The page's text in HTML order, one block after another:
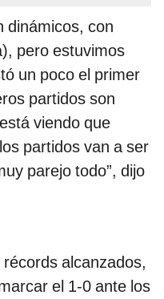
dinámicos, con
pero estuvimos
un poco el primer
partidos son
viendo que
partidos van a ser
parejo todo”, dijo
alcanzados,
el 1-0 ante los